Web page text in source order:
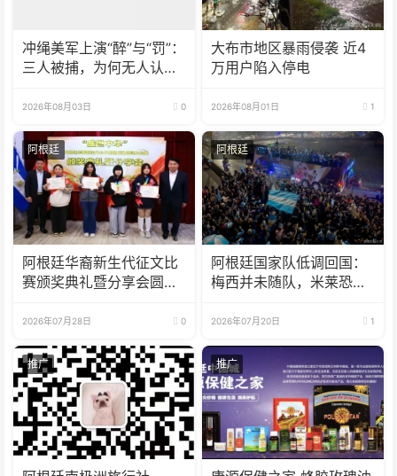
冲绳美军上演“醉”与“罚”：
三人被捕，为何无人认
2026年08月03日 0
大布市地区暴雨侵袭 近4
万用户陷入停电
2026年08月01日 1
阿根廷
阿根廷华裔新生代征文比
赛颁奖典礼暨分享会圆满
2026年07月28日 0
阿根廷
阿根廷国家队低调回国：
梅西并未随队，米莱恐将
2026年07月20日 1
推广 推广